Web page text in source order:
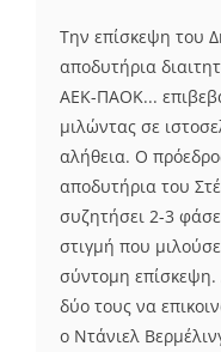
Την επίσκεψη του
αποδυτήρια
ΑΕΚ-ΠΑΟΚ...
μιλώντας σε
αλήθεια. Ο
αποδυτήρια του
συζητήσει 2-3
στιγμή που
σύντομη επίσκεψη.
δύο τους να
ο Ντάνιελ